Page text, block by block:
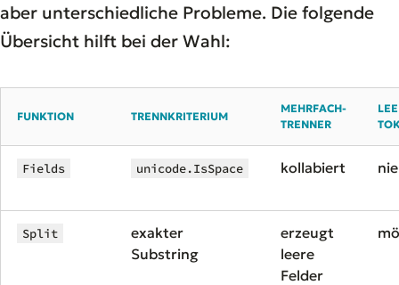
aber unterschiedliche Probleme. Die folgende
Übersicht hilft bei der Wahl:
FUNKTION TRENNKRITERIUM
MEHRFACH-
TRENNER
Fields unicode.IsSpace kollabiert nie
Split
exakter
Substring
erzeugt
leere
Felder